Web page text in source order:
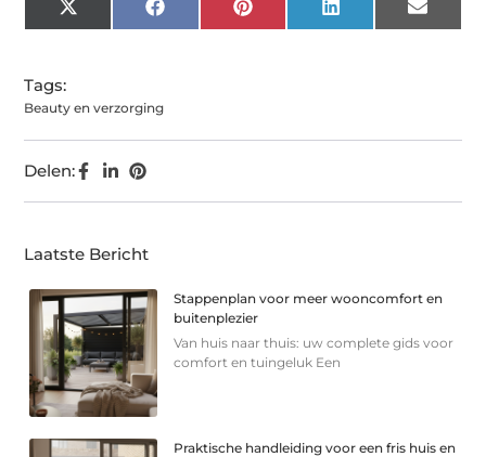
X
(Twitter)
Facebook Pinterest LinkedIn Email
Tags:
Beauty en verzorging
Delen:
Laatste Bericht
Stappenplan voor meer wooncomfort en
buitenplezier
Van huis naar thuis: uw complete gids voor
comfort en tuingeluk Een
Praktische handleiding voor een fris huis en